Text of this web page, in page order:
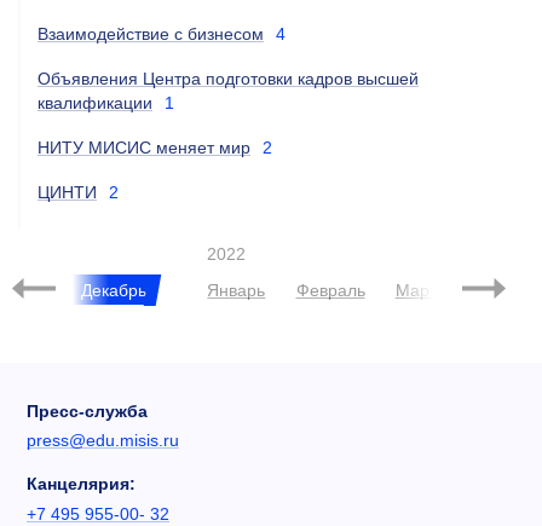
Взаимодействие с бизнесом 4
Объявления Центра подготовки кадров высшей
квалификации
1
НИТУ МИСИС меняет мир 2
ЦИНТИ 2
Декабрь
2022
Январь
Февраль Март Апрель
Пресс-служба
press@edu.misis.ru
Канцелярия:
+7 495 955-00- 32